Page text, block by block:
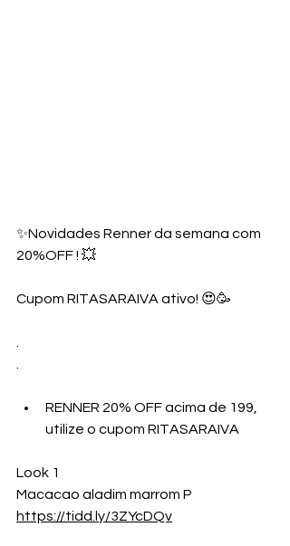
✨Novidades Renner da semana com
20%OFF ! 💥
Cupom RITASARAIVA ativo! 😍🥳
RENNER 20% OFF acima de 199,
utilize o cupom RITASARAIVA
Look 1
Macacao aladim marrom P
https://tidd.ly/3ZYcDQv